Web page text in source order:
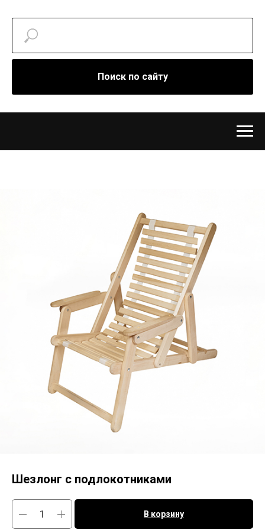
Поиск по сайту
Шезлонг с подлокотниками
В корзину